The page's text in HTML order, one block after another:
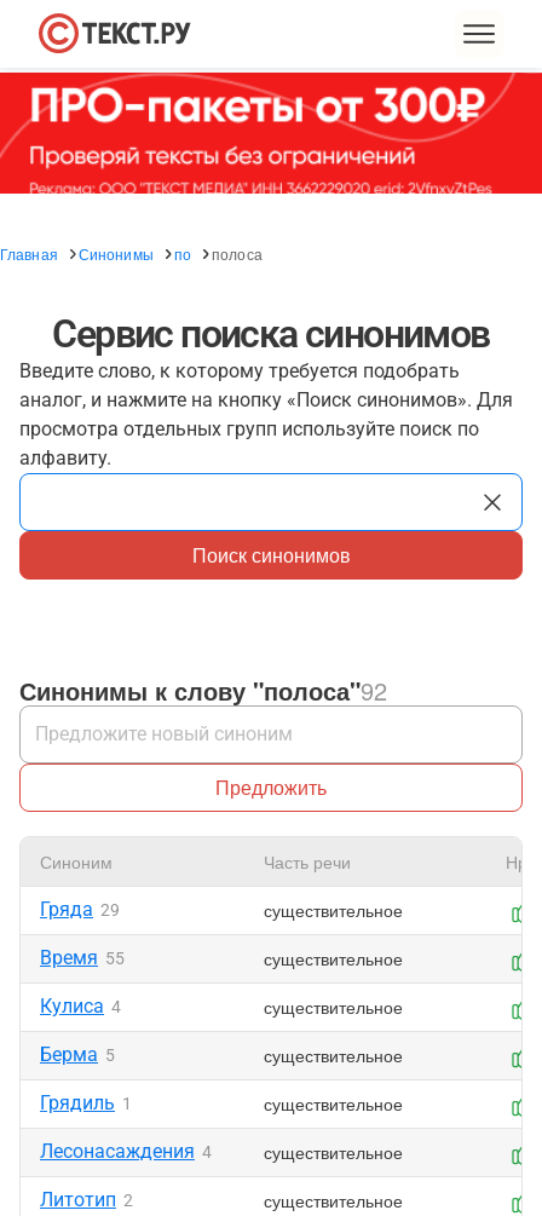
Главная Синонимы по полоса
Сервис поиска синонимов
Введите слово, к которому требуется подобрать
аналог, и нажмите на кнопку «Поиск синонимов». Для
просмотра отдельных групп используйте поиск по
алфавиту.
Поиск синонимов
Синонимы к слову "полоса"92
Предложить
Синоним Часть речи
Гряда 29 существительное
Время 55 существительное
Кулиса 4 существительное
Берма 5 существительное
Грядиль 1 существительное
Лесонасаждения 4 существительное
Литотип 2 существительное